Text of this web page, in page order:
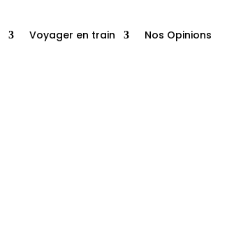
Voyager en train Nos Opinions